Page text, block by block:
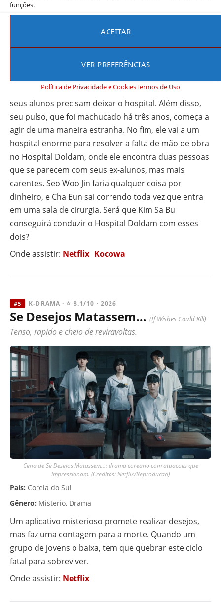
Kim Sa Bu já teve a fama de ser um ótimo cirurgião
e agora ele é o cirurgião chefe no Hospital Soldam no
interior. Depois de ele conduzir uma cirurgia de
sucesso no Presidente Shin, ele consegue melhorar o
Presidente Shin morre. Novas pessoas aparecem e
seus alunos precisam deixar o hospital. Além disso,
seu pulso, que foi machucado há três anos, começa a
agir de uma maneira estranha. No fim, ele vai a um
hospital enorme para resolver a falta de mão de obra
no Hospital Doldam, onde ele encontra duas pessoas
que se parecem com seus ex-alunos, mas mais
carentes. Seo Woo Jin faria qualquer coisa por
dinheiro, e Cha Eun sai correndo toda vez que entra
em uma sala de cirurgia. Será que Kim Sa Bu
conseguirá conduzir o Hospital Doldam com esses
dois?
Onde assistir: Netflix Kocowa
#5 K-DRAMA · ⭐ 8.1/10 · 2026
Se Desejos Matassem… (If Wishes Could Kill)
Tenso, rapido e cheio de reviravoltas.
Cena de Se Desejos Matassem…: drama coreano com atuacoes que
impressionam. (Creditos: Netflix/Reproducao)
País: Coreia do Sul
Gênero: Misterio, Drama
Um aplicativo misterioso promete realizar desejos,
mas faz uma contagem para a morte. Quando um
grupo de jovens o baixa, tem que quebrar este ciclo
fatal para sobreviver.
Onde assistir: Netflix